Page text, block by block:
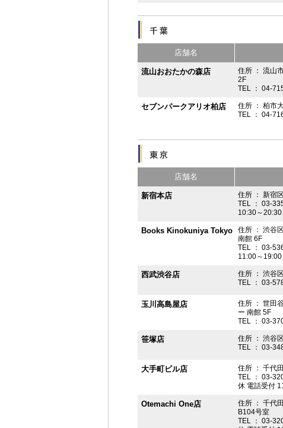
店舗名
流山おおたかの森店
住所 ： 流山
2F
TEL ： 04-
セブンパークアリオ柏店
住所 ： 柏市
TEL ： 04-
店舗名
新宿本店
住所 ： 新宿
TEL ： 03-
10:30～20:30
Books Kinokuniya Tokyo
住所 ： 渋谷
南館 6F
TEL ： 03-
11:00～19:00
西武渋谷店
住所 ： 渋谷
TEL ： 03-
玉川高島屋店
住所 ： 世田
ー 南館 5F
TEL ： 03-
笹塚店
住所 ： 渋谷
TEL ： 03-
大手町ビル店
住所 ： 千代
TEL ： 03-
休 電話受付
Otemachi One店
住所 ： 千代
B104号室
TEL ： 03-